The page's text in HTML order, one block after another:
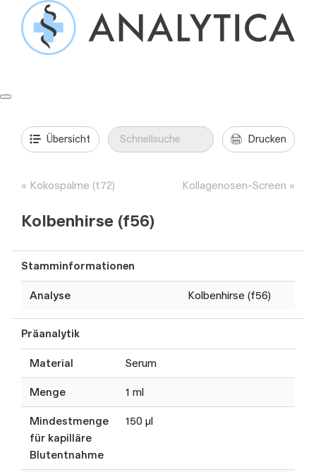
Springe
Inhalt
Übersicht Drucken
Kokospalme (t72) Kollagenosen-Screen
Kolbenhirse (f56)
Stamminformationen
Analyse Kolbenhirse (f56)
Präanalytik
Material Serum
Menge 1 ml
Mindestmenge
für kapilläre
Blutentnahme
150 µl